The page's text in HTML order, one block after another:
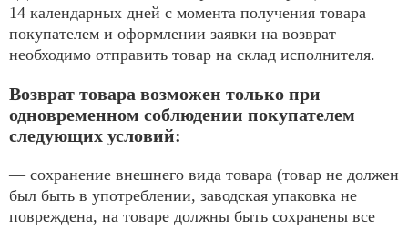
14 календарных дней с момента получения товара
покупателем и оформлении заявки на возврат
необходимо отправить товар на склад исполнителя.
Возврат товара возможен только при
одновременном соблюдении покупателем
следующих условий:
— сохранение внешнего вида товара (товар не должен
был быть в употреблении, заводская упаковка не
повреждена, на товаре должны быть сохранены все